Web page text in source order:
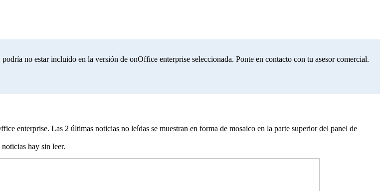
no estar incluido en la versión de onOffice enterprise seleccionada. Ponte en contacto con tu asesor comercial.
enterprise. Las 2 últimas noticias no leídas se muestran en forma de mosaico en la parte superior del panel de
hay sin leer.